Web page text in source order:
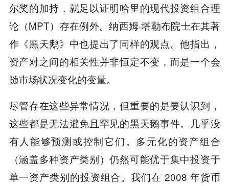
尔奖的加持，就足以证明哈里的现代投资组合理
论（MPT）存在例外。纳西姆·塔勒布院士在其著
作《黑天鹅》中也提出了同样的观点。他指出，
资产对之间的相关性并非恒定不变，而是一个会
随市场状况变化的变量。
尽管存在这些异常情况，但重要的是要认识到，
这些都是无法避免且罕见的黑天鹅事件。几乎没
有人能够预测或控制它们。多元化的资产组合
（涵盖多种资产类别）仍然可能优于集中投资于
单一资产类别的投资组合。我们在 2008 年货币